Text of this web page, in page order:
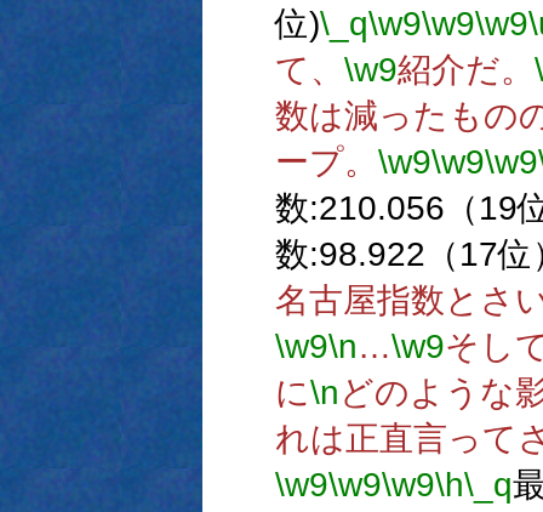
位)\_q\w9\w9\w9
て、 \w9紹介だ。
数は減ったもの
ープ。 \w9\w9\w9
数:210.056（19
数:98.922（17位
名古屋指数とさ
\w9\n…\w9そし
に\nどのような
れは正直言って
\w9\w9\w9\h\_q